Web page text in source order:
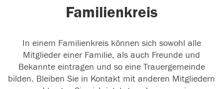
Familienkreis
In einem Familienkreis können sich sowohl alle
Mitglieder einer Familie, als auch Freunde und
Bekannte eintragen und so eine Trauergemeinde
bilden. Bleiben Sie in Kontakt mit anderen Mitgliedern